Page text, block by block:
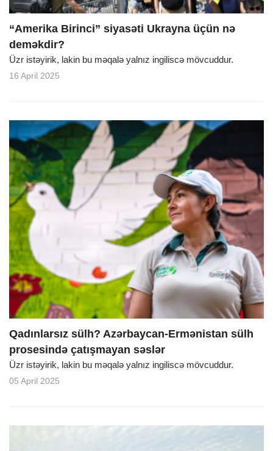
“Amerika Birinci” siyasəti Ukrayna üçün nə
deməkdir?
Üzr istəyirik, lakin bu məqalə yalnız ingiliscə mövcuddur.
16 April 2025
Qadınlarsız sülh? Azərbaycan-Ermənistan sülh
prosesində çatışmayan səslər
Üzr istəyirik, lakin bu məqalə yalnız ingiliscə mövcuddur.
05 April 2025